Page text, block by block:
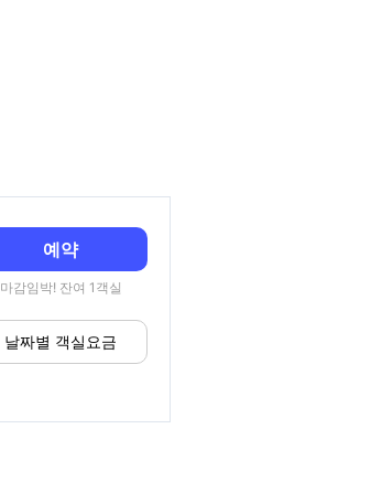
예약
마감임박! 잔여 1객실
날짜별 객실요금